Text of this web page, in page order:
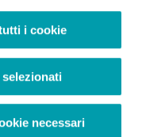
i cookie
necessari